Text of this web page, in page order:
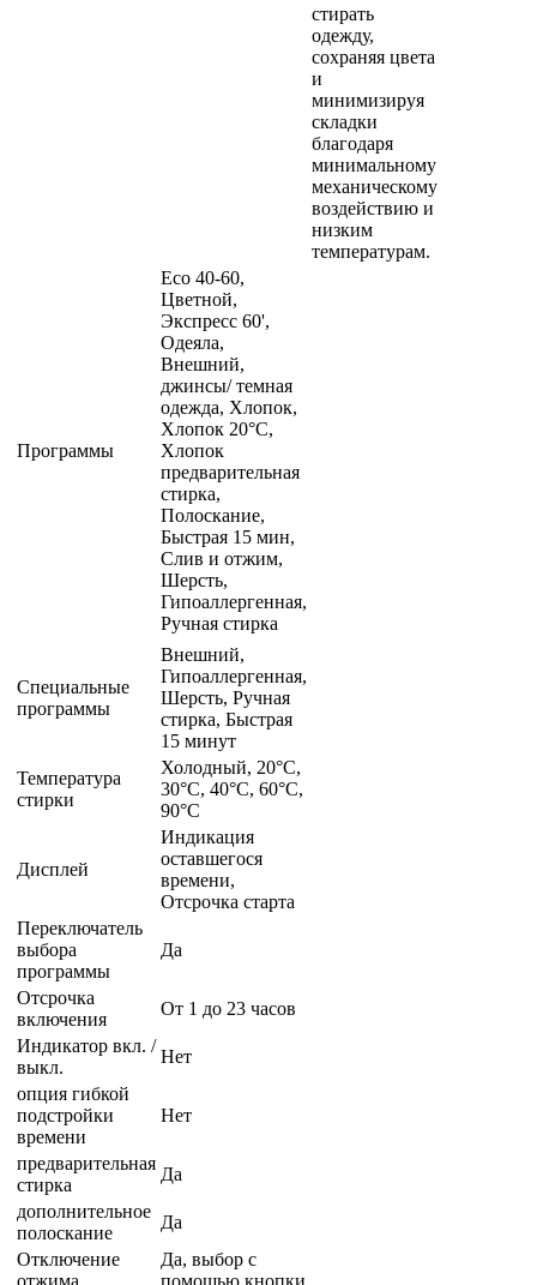
Программы
Eco 40-60,
Цветной,
Экспресс 60',
Одеяла,
Внешний,
джинсы/ темная
одежда, Хлопок,
Хлопок 20°С,
Хлопок
предварительная
стирка,
Полоскание,
Быстрая 15 мин,
Слив и отжим,
Шерсть,
Гипоаллергенная,
Ручная стирка
Специальные
программы
Внешний,
Гипоаллергенная,
Шерсть, Ручная
стирка, Быстрая
15 минут
Температура
стирки
Холодный, 20°C,
30°C, 40°C, 60°C,
90°C
Дисплей
Индикация
оставшегося
времени,
Отсрочка старта
Переключатель
выбора
программы
Да
Отсрочка
включения
От 1 до 23 часов
Индикатор вкл. /
выкл.
Нет
опция гибкой
подстройки
времени
Нет
предварительная
стирка
Да
дополнительное
полоскание
Да
Отключение
отжима
Да, выбор с
помощью кнопки